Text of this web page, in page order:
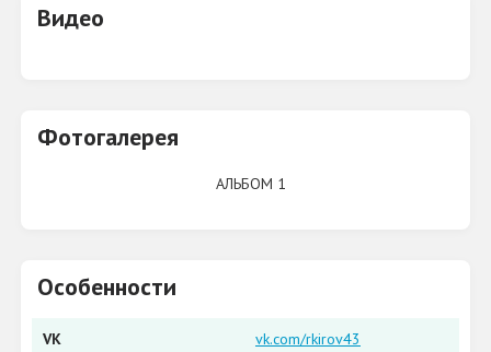
Особенности
VK vk.com/rkirov43
Фотогалерея
АЛЬБОМ 1
Видео